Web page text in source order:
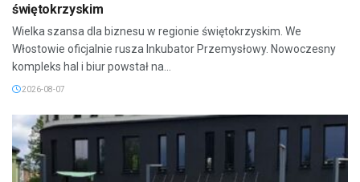
świętokrzyskim
Wielka szansa dla biznesu w regionie świętokrzyskim. We
Włostowie oficjalnie rusza Inkubator Przemysłowy. Nowoczesny
kompleks hal i biur powstał na...
2026-08-07